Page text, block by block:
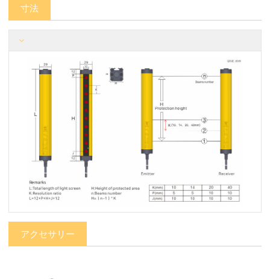
寸法
アクセサリー